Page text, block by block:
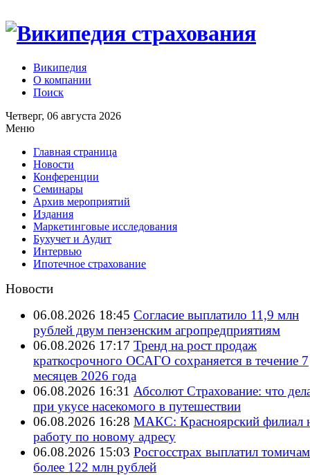
Википедия
О компании
Поиск
Четверг, 06 августа 2026
Меню
Главная страница
Новости
Конференции
Семинары
Архив мероприятий
Издания
Маркетинговые исследования
Бухучет и Аудит
Интервью
Ипотечное страхование
Новости
06.08.2026 18:45 Согласие выплатило 11,9 млн
рублей двум пензенским агропредприятиям
06.08.2026 17:17 Тренд на рост продаж
краткосрочного ОСАГО сохраняется в течение 7
месяцев 2026 года
06.08.2026 16:31 Абсолют Страхование: что
при укусе насекомого в путешествии
06.08.2026 16:28 МАКС: Красноярский филиал
работу по новому адресу
06.08.2026 15:03 Росгосстрах выплатил томичам
более 122 млн рублей